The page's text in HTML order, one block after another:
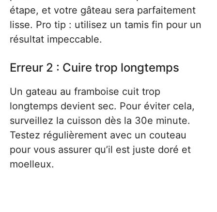
étape, et votre gâteau sera parfaitement
lisse. Pro tip : utilisez un tamis fin pour un
résultat impeccable.
Erreur 2 : Cuire trop longtemps
Un gateau au framboise cuit trop
longtemps devient sec. Pour éviter cela,
surveillez la cuisson dès la 30e minute.
Testez régulièrement avec un couteau
pour vous assurer qu’il est juste doré et
moelleux.